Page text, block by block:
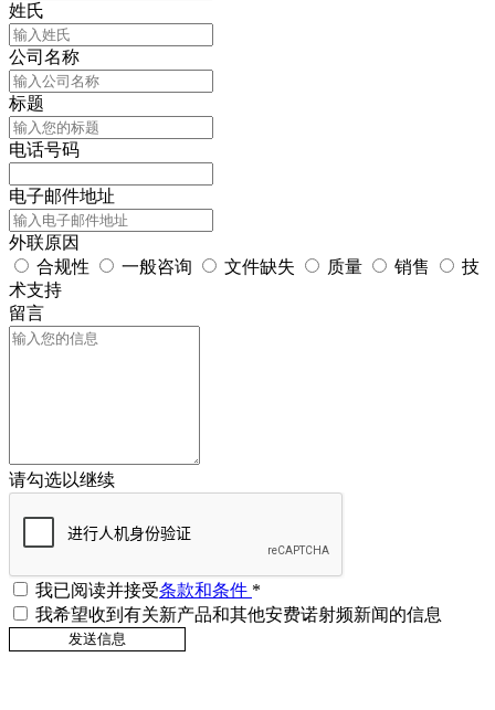
姓氏
公司名称
标题
电话号码
电子邮件地址
外联原因
合规性
一般咨询 文件缺失 质量 销售
技
术支持
留言
请勾选以继续
我已阅读并接受条款和条件 *
我希望收到有关新产品和其他安费诺射频新闻的信息